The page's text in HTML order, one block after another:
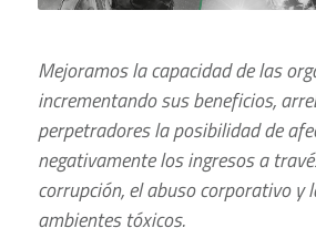
Mejoramos la capacidad de las
incrementando sus beneficios,
perpetradores la posibilidad de
negativamente los ingresos a
corrupción, el abuso corporativo y
ambientes tóxicos.